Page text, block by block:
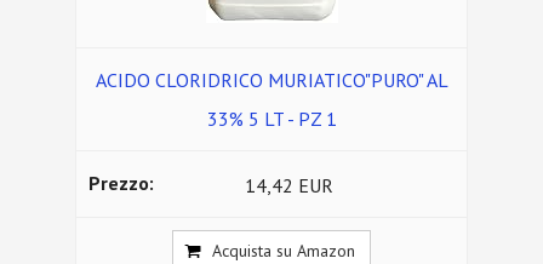
ACIDO CLORIDRICO MURIATICO"PURO" AL
33% 5 LT - PZ 1
14,42 EUR
Acquista su Amazon